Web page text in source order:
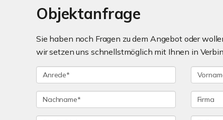
Objektanfrage
Sie haben noch Fragen zu dem Angebot oder
wir setzen uns schnellstmöglich mit Ihnen in